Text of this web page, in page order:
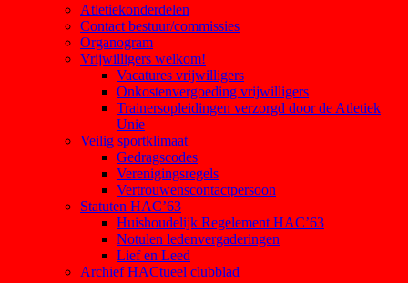
Atletiekonderdelen
Contact bestuur/commissies
Organogram
Vrijwilligers welkom!
Vacatures vrijwilligers
Onkostenvergoeding vrijwilligers
Trainersopleidingen verzorgd door de Atletiek
Unie
Veilig sportklimaat
Gedragscodes
Verenigingsregels
Vertrouwenscontactpersoon
Statuten HAC’63
Huishoudelijk Regelement HAC’63
Notulen ledenvergaderingen
Lief en Leed
Archief HACtueel clubblad